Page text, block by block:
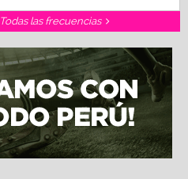
Todas las frecuencias